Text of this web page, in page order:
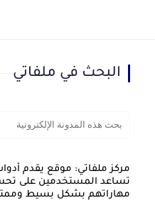
البحث في ملفاتي
مركز ملفاتي: موقع يقدم
تساعد المستخدمين على
مهاراتهم بشكل بسيط